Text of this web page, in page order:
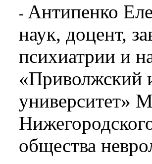
- Антипенко
наук, доцент,
психиатрии и
«Приволжский
университет»
общества